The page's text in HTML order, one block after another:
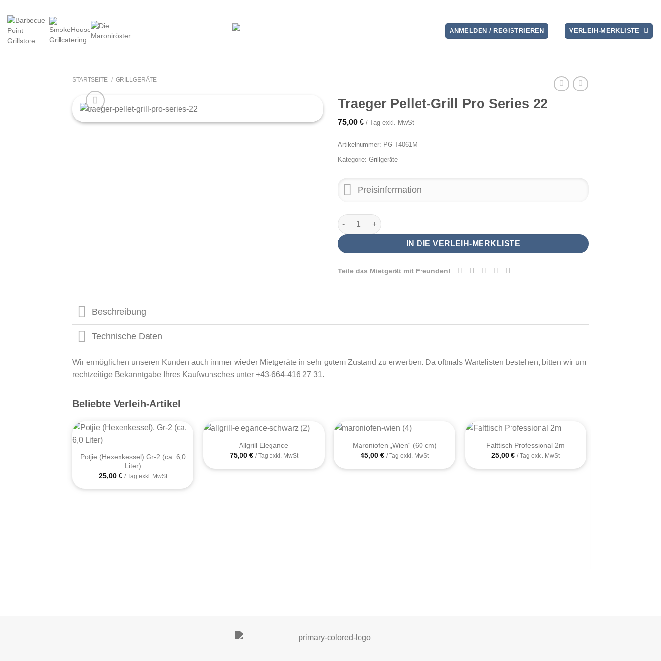
Inhalt
springen
ANMELDEN / REGISTRIEREN VERLEIH-MERKLISTE
STARTSEITE / GRILLGERÄTE
Traeger Pellet-Grill Pro Series 22
75,00 € / Tag exkl. MwSt
Artikelnummer: PG-T4061M
Kategorie: Grillgeräte
Preisinformation
Traeger Pellet-Grill Pro Series 22 Menge
IN DIE VERLEIH-MERKLISTE
Teile das Mietgerät mit Freunden!
Beschreibung
Technische Daten
Wir ermöglichen unseren Kunden auch immer wieder Mietgeräte in sehr gutem Zustand zu erwerben. Da oftmals Wartelisten bestehen, bitten wir um
rechtzeitige Bekanntgabe Ihres Kaufwunsches unter +43-664-416 27 31.
Beliebte Verleih-Artikel
+
Potjie (Hexenkessel) Gr-2 (ca. 6,0
Liter)
25,00 € / Tag exkl. MwSt
+
Allgrill Elegance
75,00 € / Tag exkl. MwSt
Maroniofen „Wien“ (60 cm)
45,00€ / Tag exkl. MwSt
+
Falttisch Professional 2m
25,00€ / Tag exkl. MwSt